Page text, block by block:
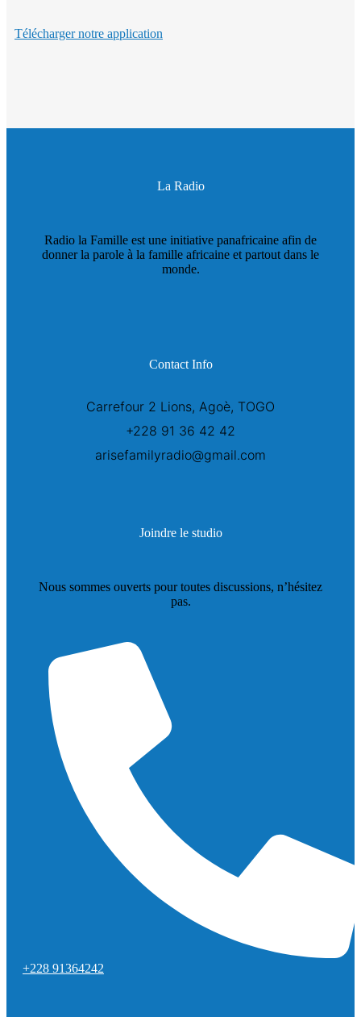
Télécharger notre application
La Radio
Radio la Famille est une initiative panafricaine afin de
donner la parole à la famille africaine et partout dans le
monde.
Contact Info
Carrefour 2 Lions, Agoè, TOGO
+228 91 36 42 42
arisefamilyradio@gmail.com
Joindre le studio
Nous sommes ouverts pour toutes discussions, n’hésitez
pas.
+228 91364242